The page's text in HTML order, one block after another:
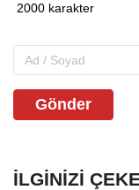
Gönder
İLGINIZI